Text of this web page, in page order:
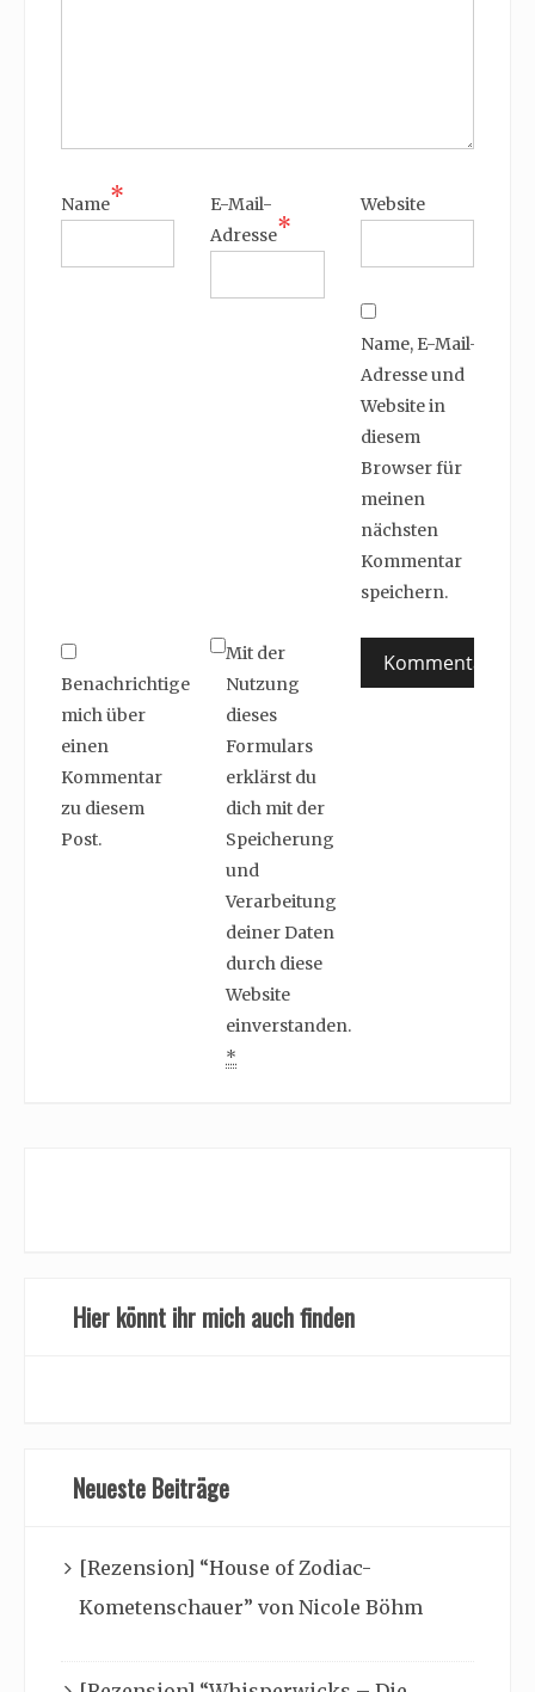
Name*
E-Mail-
Adresse*
Website
Name, E-Mail-
Adresse und
Website in
diesem
Browser für
meinen
nächsten
Kommentar
speichern.
Benachrichtige
mich über
einen
Kommentar
zu diesem
Post.
Mit der
Nutzung
dieses
Formulars
erklärst du
dich mit der
Speicherung
und
Verarbeitung
deiner Daten
durch diese
Website
einverstanden.
*
Hier könnt ihr mich auch finden
Neueste Beiträge
[Rezension] “House of Zodiac-
Kometenschauer” von Nicole Böhm